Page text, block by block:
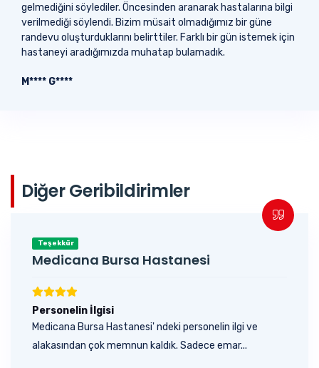
gelmediğini söylediler. Öncesinden aranarak hastalarına bilgi
verilmediği söylendi. Bizim müsait olmadığımız bir güne
randevu oluşturduklarını belirttiler. Farklı bir gün istemek için
hastaneyi aradığımızda muhatap bulamadık.
M**** G****
Diğer Geribildirimler
Teşekkür
Medicana Bursa Hastanesi
Personelin İlgisi
Medicana Bursa Hastanesi' ndeki personelin ilgi ve
alakasından çok memnun kaldık. Sadece emar...